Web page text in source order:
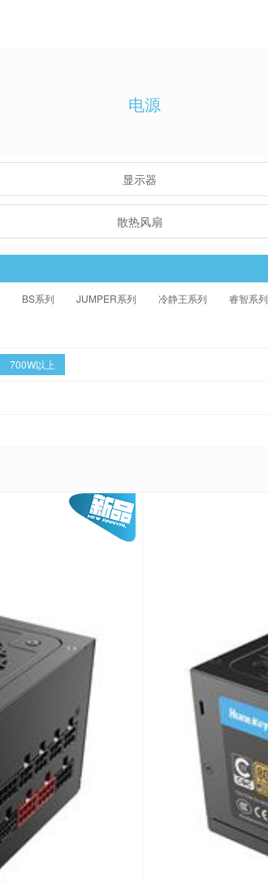
电源
显示器
散热风扇
BS系列 JUMPER系列 冷静王系列 睿智系列
700W以上